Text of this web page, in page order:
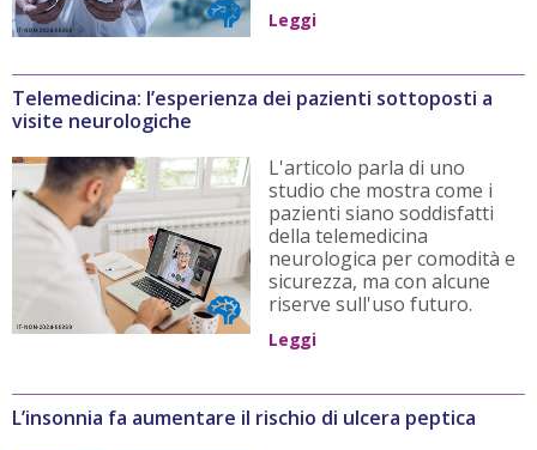
Leggi
Telemedicina: l’esperienza dei pazienti sottoposti a
visite neurologiche
L'articolo parla di uno
studio che mostra come i
pazienti siano soddisfatti
della telemedicina
neurologica per comodità e
sicurezza, ma con alcune
riserve sull'uso futuro.
Leggi
L’insonnia fa aumentare il rischio di ulcera peptica